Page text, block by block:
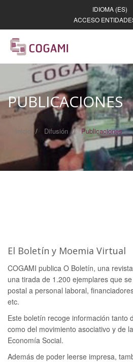
IDIOMA (ES)
ACCESO
PUBLICACIONES
Inicio Difusión Publicaciones
El Boletín y Moemia Virtual
COGAMI publica O Boletín, una
una tirada de 1.200 ejemplares que
postal a personal laboral,
etc.
Este boletín recoge información tanto
como del movimiento asociativo y de
Economía Social.
Además de poder leerse impresa,